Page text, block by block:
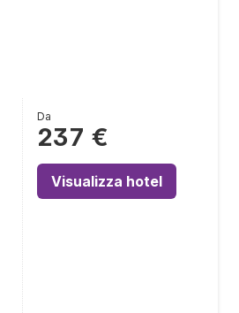
Da
237 €
Visualizza hotel